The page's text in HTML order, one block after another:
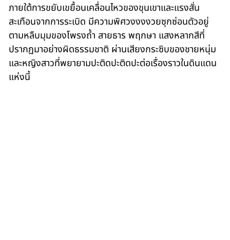
ภายใต้การขยับเขยื้อนเคลื่อนไหวของขุนเขาและแรงสั่น
สะเทือนจากการระเบิด มีความพิศวงงงงวยซุกซ่อนตัวอยู่
ตามหลืบมุมของโพรงถ้ำ สายธาร พฤกษา แสงหลากสีที่
ปรากฏมาอย่างผิดธรรมชาติ ผ่านเสียงกระซิบของชายหนุ่ม
และหญิงสาวที่พยายามปะติดปะติดปะต่อเรื่องราวในดินแดน
แห่งนี้